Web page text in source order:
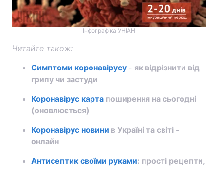
Інфографіка УНІАН
Читайте також:
Симптоми коронавірусу - як відрізнити від
грипу чи застуди
Коронавірус карта поширення на сьогодні
(оновлюється)
Коронавірус новини в Україні та світі -
онлайн
Антисептик своїми руками: прості рецепти,